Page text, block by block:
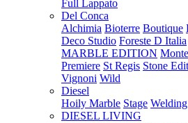
Full Lappato
Del Conca
Alchimia Bioterre Boutique
Deco Studio Foreste D Italia
MARBLE EDITION
Premiere St Regis Stone
Vignoni Wild
Diesel
Hoily Marble Stage
DIESEL LIVING